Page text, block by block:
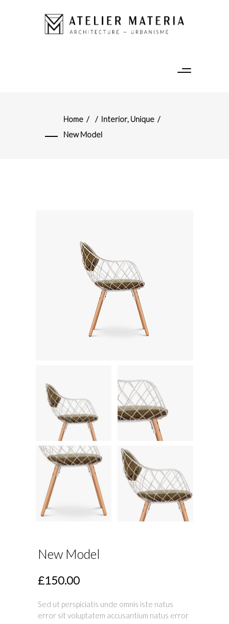
Home / / Interior, Unique /
New Model
New Model
£150.00
Sed ut perspiciatis unde omnis iste natus
error sit voluptatem accusantium natus error